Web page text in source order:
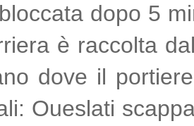
dopo 5
è raccolta
dove il
Oueslati